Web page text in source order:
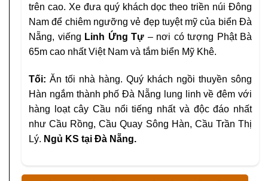
trên cao. Xe đưa quý khách dọc theo triền núi Đông
Nam để chiêm ngưỡng vẻ đẹp tuyệt mỹ của biển Đà
Nẵng, viếng Linh Ứng Tự – nơi có tượng Phật Bà
65m cao nhất Việt Nam và tắm biển Mỹ Khê.
Tối: Ăn tối nhà hàng. Quý khách ngồi thuyền sông
Hàn ngắm thành phố Đà Nẵng lung linh về đêm với
hàng loạt cây Cầu nổi tiếng nhất và độc đáo nhất
như Cầu Rồng, Cầu Quay Sông Hàn, Cầu Trần Thị
Lý. Ngủ KS tại Đà Nẵng.